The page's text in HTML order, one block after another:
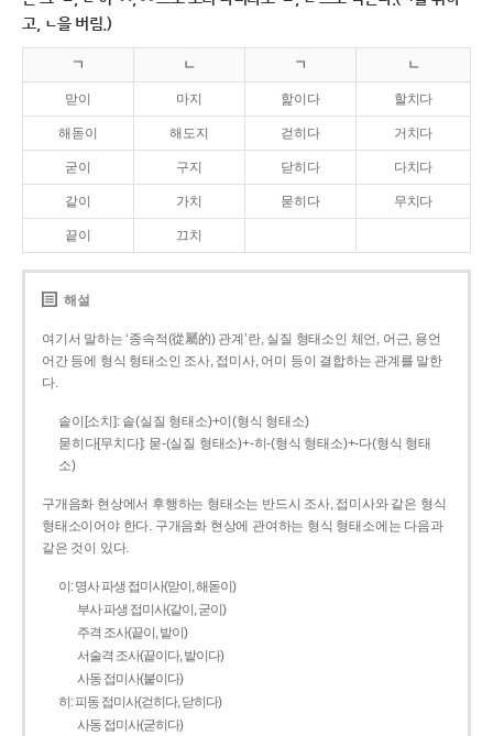
고, ㄴ을 버림.)
ㄱ ㄴ ㄱ ㄴ
맏이 마지 핥이다 할치다
해돋이 해도지 걷히다 거치다
굳이 구지 닫히다 다치다
같이 가치 묻히다 무치다
끝이 끄치
해설
여기서 말하는 ‘종속적(從屬的) 관계’란, 실질 형태소인 체언, 어근, 용언
어간 등에 형식 형태소인 조사, 접미사, 어미 등이 결합하는 관계를 말한
다.
솥이[소치]: 솥(실질 형태소)+이(형식 형태소)
묻히다[무치다]: 묻­-(실질 형태소)+­-히­-(형식 형태소)+-다(형식 형태
소)
구개음화 현상에서 후행하는 형태소는 반드시 조사, 접미사와 같은 형식
형태소이어야 한다. 구개음화 현상에 관여하는 형식 형태소에는 다음과
같은 것이 있다.
이: 명사 파생 접미사(맏이, 해돋이)
부사 파생 접미사(같이, 굳이)
주격 조사(끝이, 밭이)
서술격 조사(끝이다, 밭이다)
사동 접미사(붙이다)
히: 피동 접미사(걷히다, 닫히다)
사동 접미사(굳히다)